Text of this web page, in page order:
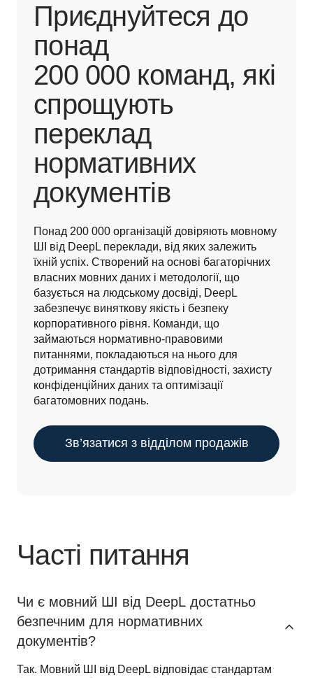
Приєднуйтеся до
понад
200 000 команд, які
спрощують
переклад
нормативних
документів
Понад 200 000 організацій довіряють мовному
ШІ від DeepL переклади, від яких залежить
їхній успіх. Створений на основі багаторічних
власних мовних даних і методології, що
базується на людському досвіді, DeepL
забезпечує виняткову якість і безпеку
корпоративного рівня. Команди, що
займаються нормативно-правовими
питаннями, покладаються на нього для
дотримання стандартів відповідності, захисту
конфіденційних даних та оптимізації
багатомовних подань.
Зв’язатися з відділом продажів
Часті питання
Чи є мовний ШІ від DeepL достатньо
безпечним для нормативних
документів?
Так. Мовний ШІ від DeepL відповідає стандартам